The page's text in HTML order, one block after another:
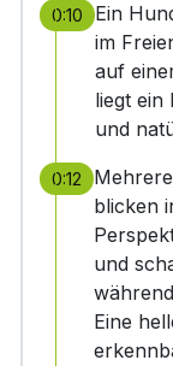
0:10
Ein
im
auf
liegt ein
und
0:12
blicken
und
Eine